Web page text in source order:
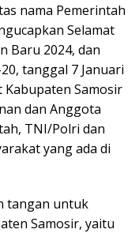
nama Pemerintah
Selamat
Baru 2024, dan
tanggal 7 Januari
Kabupaten Samosir
dan Anggota
TNI/Polri dan
yang ada di
tangan untuk
Samosir, yaitu